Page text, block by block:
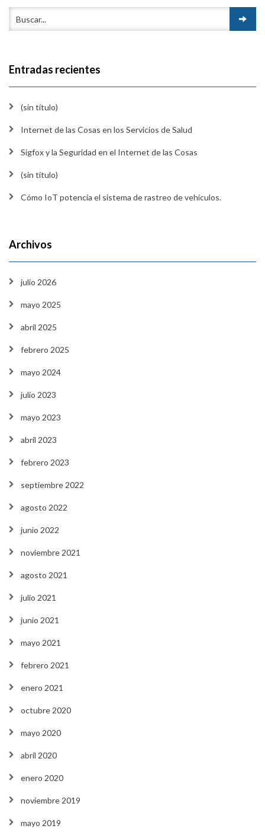
Entradas recientes
(sin título)
Internet de las Cosas en los Servicios de Salud
Sigfox y la Seguridad en el Internet de las Cosas
(sin título)
Cómo IoT potencia el sistema de rastreo de vehículos.
Archivos
julio 2026
mayo 2025
abril 2025
febrero 2025
mayo 2024
julio 2023
mayo 2023
abril 2023
febrero 2023
septiembre 2022
agosto 2022
junio 2022
noviembre 2021
agosto 2021
julio 2021
junio 2021
mayo 2021
febrero 2021
enero 2021
octubre 2020
mayo 2020
abril 2020
enero 2020
noviembre 2019
mayo 2019